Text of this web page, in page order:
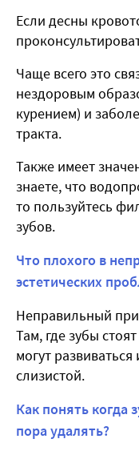
Если десны
Чаще всего это
нездоровым
курением) и
тракта.
Также имеет
знаете, что
то пользуйтесь
зубов.
Что плохого в
эстетических
Неправильный
Там, где зубы
могут
слизистой.
Как понять когда
пора удалять?